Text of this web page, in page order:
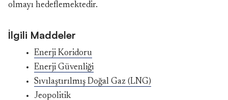
olmayı hedeflemektedir.
İlgili Maddeler
Enerji Koridoru
Enerji Güvenliği
Sıvılaştırılmış Doğal Gaz (LNG)
Jeopolitik